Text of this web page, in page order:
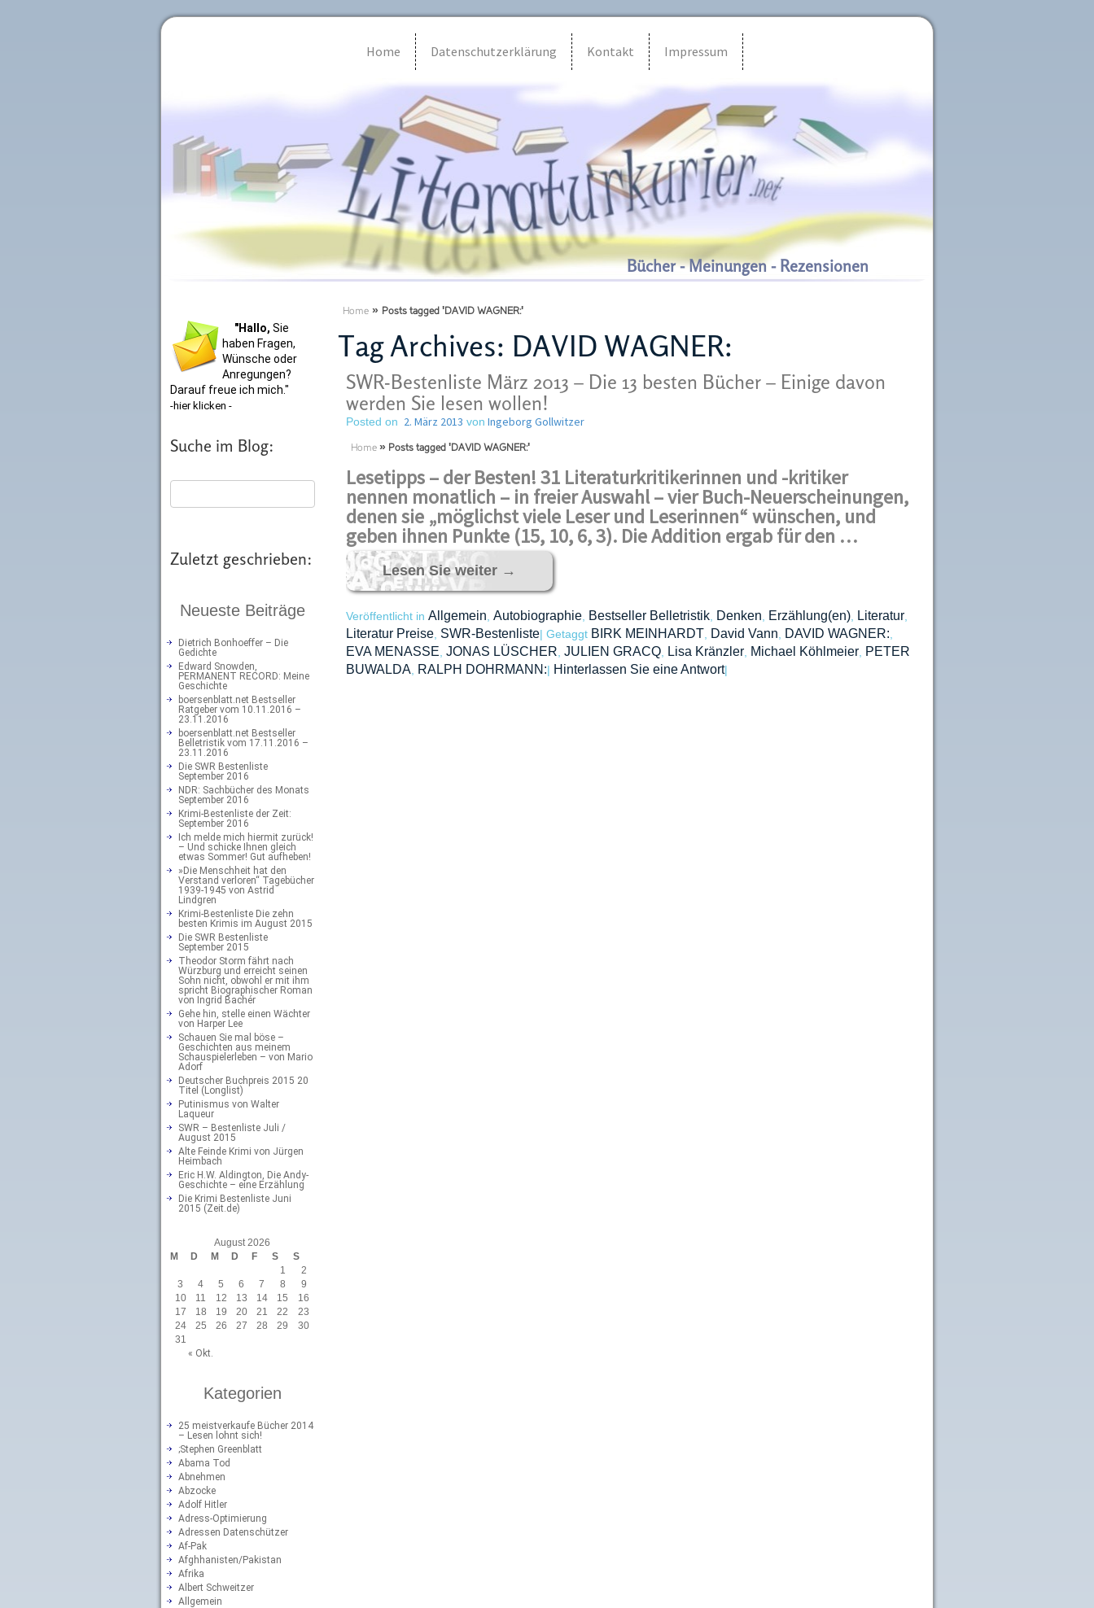
Home Datenschutzerklärung Kontakt Impressum
Bücher - Meinungen - Rezensionen
"Hallo, Sie
haben Fragen,
Wünsche oder
Anregungen?
Darauf freue ich mich."
-hier klicken -
Suche im Blog:
Zuletzt geschrieben:
Neueste Beiträge
Dietrich Bonhoeffer – Die
Gedichte
Edward Snowden,
PERMANENT RECORD: Meine
Geschichte
boersenblatt.net Bestseller
Ratgeber vom 10.11.2016 –
23.11.2016
boersenblatt.net Bestseller
Belletristik vom 17.11.2016 –
23.11.2016
Die SWR Bestenliste
September 2016
NDR: Sachbücher des Monats
September 2016
Krimi-Bestenliste der Zeit:
September 2016
Ich melde mich hiermit zurück!
– Und schicke Ihnen gleich
etwas Sommer! Gut aufheben!
»Die Menschheit hat den
Verstand verloren“ Tagebücher
1939-1945 von Astrid
Lindgren
Krimi-Bestenliste Die zehn
besten Krimis im August 2015
Die SWR Bestenliste
September 2015
Theodor Storm fährt nach
Würzburg und erreicht seinen
Sohn nicht, obwohl er mit ihm
spricht Biographischer Roman
von Ingrid Bachér
Gehe hin, stelle einen Wächter
von Harper Lee
Schauen Sie mal böse –
Geschichten aus meinem
Schauspielerleben – von Mario
Adorf
Deutscher Buchpreis 2015 20
Titel (Longlist)
Putinismus von Walter
Laqueur
SWR – Bestenliste Juli /
August 2015
Alte Feinde Krimi von Jürgen
Heimbach
Eric H.W. Aldington, Die Andy-
Geschichte – eine Erzählung
Die Krimi Bestenliste Juni
2015 (Zeit.de)
August 2026
M
D M D F S S
« Okt.
1
2
3
4 5 6 7 8
9
10
11 12 13 14 15
16
17
18 19 20 21 22
23
24
25 26 27 28 29
30
31
Kategorien
25 meistverkaufe Bücher 2014
– Lesen lohnt sich!
;Stephen Greenblatt
Abama Tod
Abnehmen
Abzocke
Adolf Hitler
Adress-Optimierung
Adressen Datenschützer
Af-Pak
Afghhanisten/Pakistan
Afrika
Albert Schweitzer
Allgemein
Home » Posts tagged 'DAVID WAGNER:'
Tag Archives: DAVID WAGNER:
SWR-Bestenliste März 2013 – Die 13 besten Bücher – Einige davon
werden Sie lesen wollen!
Posted on 2. März 2013 von Ingeborg Gollwitzer
Home » Posts tagged 'DAVID WAGNER:'
Lesetipps – der Besten! 31 Literaturkritikerinnen und -kritiker
nennen monatlich – in freier Auswahl – vier Buch-Neuerscheinungen,
denen sie „möglichst viele Leser und Leserinnen“ wünschen, und
geben ihnen Punkte (15, 10, 6, 3). Die Addition ergab für den …
Lesen Sie weiter →
Veröffentlicht in Allgemein Autobiographie, Bestseller Belletristik, Denken Erzählung(en), Literatur,
Literatur Preise, SWR-Bestenliste| Getaggt BIRK MEINHARDT David Vann DAVID WAGNER:
EVA MENASSE JONAS LÜSCHER JULIEN GRACQ, Lisa Kränzler, Michael Köhlmeier,
PETER
BUWALDA, RALPH DOHRMANN:| Hinterlassen Sie eine Antwort|